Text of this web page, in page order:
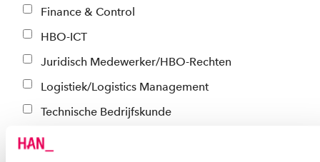
Finance & Control
HBO-ICT
Juridisch Medewerker/HBO-Rechten
Logistiek/Logistics Management
Technische Bedrijfskunde
Werktuigbouwkunde